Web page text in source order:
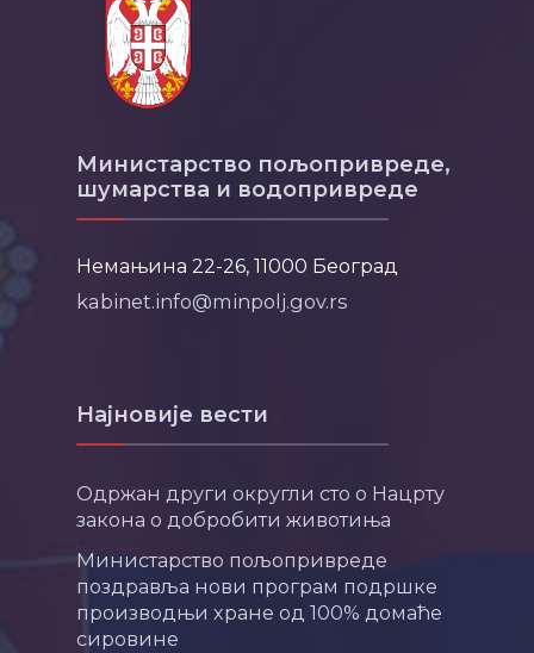
Министарство пољопривреде,
шумарства и водопривреде
Немањина 22-26, 11000 Београд
kabinet.info@minpolj.gov.rs
Најновије вести
Одржан други округли сто о Нацрту
закона о добробити животиња
Министарство пољопривреде
поздравља нови програм подршке
производњи хране од 100% домаће
сировине